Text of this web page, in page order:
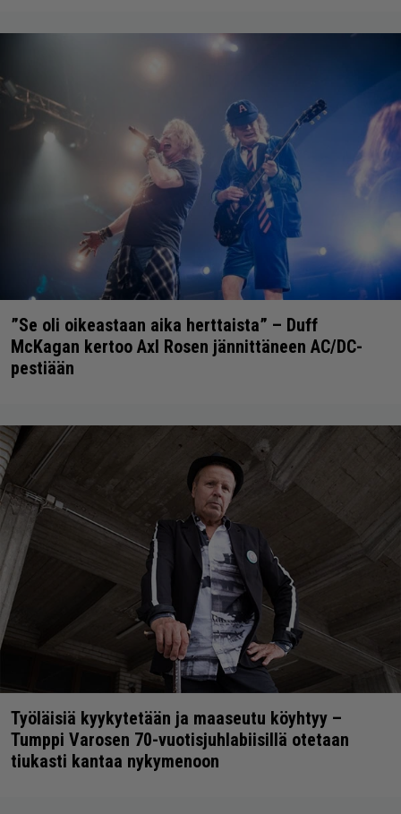
”Se oli oikeastaan aika herttaista” – Duff
McKagan kertoo Axl Rosen jännittäneen AC/DC-
pestiään
Työläisiä kyykytetään ja maaseutu köyhtyy –
Tumppi Varosen 70-vuotisjuhlabiisillä otetaan
tiukasti kantaa nykymenoon